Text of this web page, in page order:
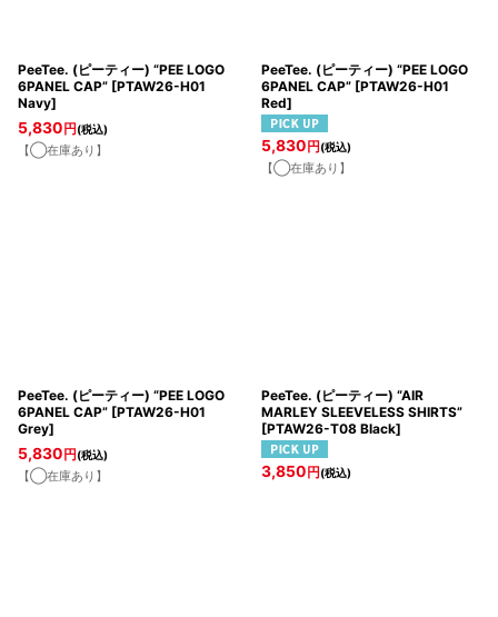
PeeTee. (ピーティー) “PEE LOGO
6PANEL CAP” [PTAW26-H01
Navy]
5,830円(税込)
【◯在庫あり】
PeeTee. (ピーティー) “PEE LOGO
6PANEL CAP” [PTAW26-H01
Red]
5,830円(税込)
【◯在庫あり】
PeeTee. (ピーティー) “PEE LOGO
6PANEL CAP” [PTAW26-H01
Grey]
5,830円(税込)
【◯在庫あり】
PeeTee. (ピーティー) “AIR
MARLEY SLEEVELESS SHIRTS”
[PTAW26-T08 Black]
3,850円(税込)